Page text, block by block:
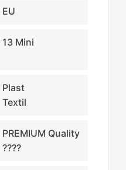
EU
13 Mini
Plast
Textil
PREMIUM Quality
????